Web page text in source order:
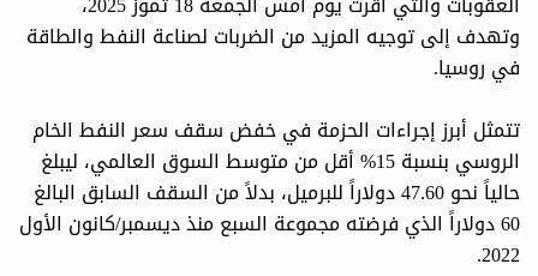
وتهدف إلى توجيه المزيد من الضربات لصناعة النفط والطاقة
في روسيا.
تتمثل أبرز إجراءات الحزمة في خفض سقف سعر النفط الخام
الروسي بنسبة 15% أقل من متوسط السوق العالمي، ليبلغ
حالياً نحو 47.60 دولاراً للبرميل، بدلاً من السقف السابق البالغ
60 دولاراً الذي فرضته مجموعة السبع منذ ديسمبر/كانون الأول
2022.